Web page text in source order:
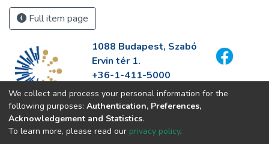
Full item page
1088 Budapest, Szabó
Ervin tér 1.
+36-1-411-5000
info@fszek.hu
https://fszek.hu
We collect and process your personal information for the
following purposes: Authentication, Preferences,
Acknowledgement and Statistics.
To learn more, please read our privacy policy.